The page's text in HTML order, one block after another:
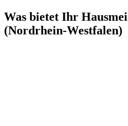
Was bietet Ihr
(Nordrhein-Westfalen)